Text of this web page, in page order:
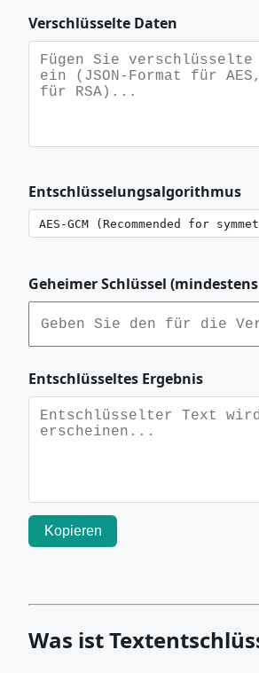
Verschlüsselte Daten
Entschlüsselungsalgorithmus
Geheimer Schlüssel
Entschlüsseltes Ergebnis
Kopieren
Was ist